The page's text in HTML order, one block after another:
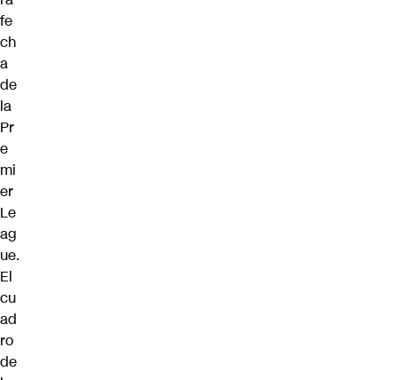
fe
ch
a
de
la
Pr
e
mi
er
Le
ag
ue.
El
cu
ad
ro
de